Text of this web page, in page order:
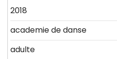
2018
academie de danse
adulte